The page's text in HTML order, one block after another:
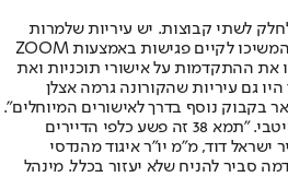
לשתי קבוצות. יש עיריות שלמרות
הקורונה המשיכו לתת שירות, המשיכו לקיים פגישות באמצעות ZOOM
את ההתקדמות על אישורי תוכניות ואת
גם עיריות שהקורונה גרמה אצלן
בקבוק נוסף בדרך לאישורים המיוחלים".
לא כולם רואים בתמ"א פתרון מיטבי. "תמא 38 זה פשע כלפי הדיירים
דוד, מ"מ יו"ר איגוד מהנדסי
סביר להניח שלא יעזור בכלל. מינהל